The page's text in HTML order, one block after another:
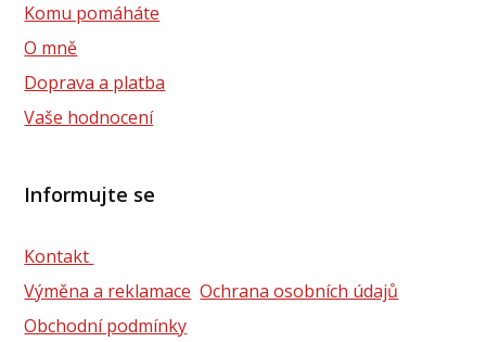
Komu pomáháte
O mně
Doprava a platba
Vaše hodnocení
Informujte se
Kontakt
Výměna a reklamace Ochrana osobních údajů
Obchodní podmínky